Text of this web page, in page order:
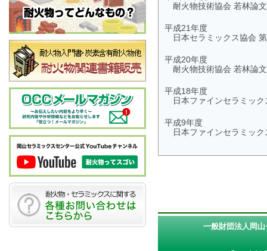
耐火物技術協会 若林論
平成21年度
日本セラミックス協会
平成20年度
耐火物技術協会 若林論
平成18年度
日本ファインセラミッ
平成9年度
日本ファインセラミッ
一般財団法人岡